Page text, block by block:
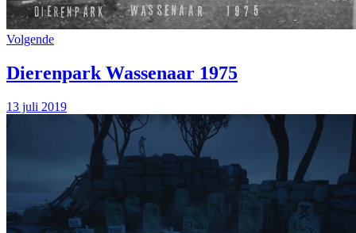
Volgende
Dierenpark Wassenaar 1975
13 juli 2019